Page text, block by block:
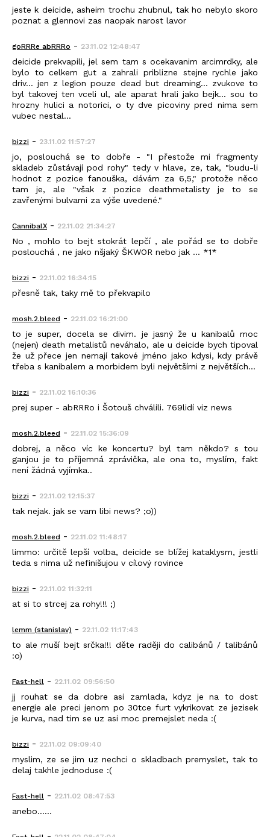
jeste k deicide, asheim trochu zhubnul, tak ho nebylo skoro
poznat a glennovi zas naopak narost lavor
goRRRe abRRRo - 23.11.02 12:48:47
deicide prekvapili, jel sem tam s ocekavanim arcimrdky, ale
bylo to celkem gut a zahrali priblizne stejne rychle jako
driv... jen z legion pouze dead but dreaming... zvukove to
byl takovej ten vceli ul, ale aparat hrali jako bejk... sou to
hrozny hulici a notorici, o ty dve picoviny pred nima sem
vubec nestal...
bizzi - 23.11.02 11:57:27
jo, poslouchá se to dobře - "I přestože mi fragmenty
skladeb zůstávají pod rohy" tedy v hlave, ze, tak, "budu-li
hodnot z pozice fanouška, dávám za 6,5," protože něco
tam je, ale "však z pozice deathmetalisty je to se
zavřenými bulvami za výše uvedené."
CannibalX - 22.11.02 21:34:27
No , mohlo to bejt stokrát lepčí , ale pořád se to dobře
poslouchá , ne jako nšjaký ŠKWOR nebo jak ... *1*
bizzi - 22.11.02 16:34:15
přesně tak, taky mě to překvapilo
mosh.2.bleed - 22.11.02 16:21:00
to je super, docela se divim. je jasný že u kanibalů moc
(nejen) death metalistů neváhalo, ale u deicide bych tipoval
že už přece jen nemají takové jméno jako kdysi, kdy právě
třeba s kanibalem a morbidem byli největšími z největších...
bizzi - 22.11.02 16:10:36
prej super - abRRRo i Šotouš chválili. 769lidí viz news
mosh.2.bleed - 22.11.02 15:36:09
dobrej, a něco víc ke koncertu? byl tam někdo? s tou
ganjou je to příjemná zprávička, ale ona to, myslím, fakt
není žádná vyjímka..
bizzi - 22.11.02 12:15:37
tak nejak. jak se vam libi news? ;o))
mosh.2.bleed - 22.11.02 11:48:17
limmo: určitě lepší volba, deicide se blížej kataklysm, jestli
teda s nima už nefinišujou v cílový rovince
bizzi - 22.11.02 11:32:11
at si to strcej za rohy!!! ;)
lemm (stanislav) - 22.11.02 11:17:43
to ale muší bejt srčka!!! děte raději do calibánů / talibánů
:o)
Fast-hell - 22.11.02 09:56:50
jj rouhat se da dobre asi zamlada, kdyz je na to dost
energie ale preci jenom po 30tce furt vykrikovat ze jezisek
je kurva, nad tim se uz asi moc premejslet neda :(
bizzi - 22.11.02 09:09:40
myslim, ze se jim uz nechci o skladbach premyslet, tak to
delaj takhle jednoduse :(
Fast-hell - 22.11.02 08:47:53
anebo......